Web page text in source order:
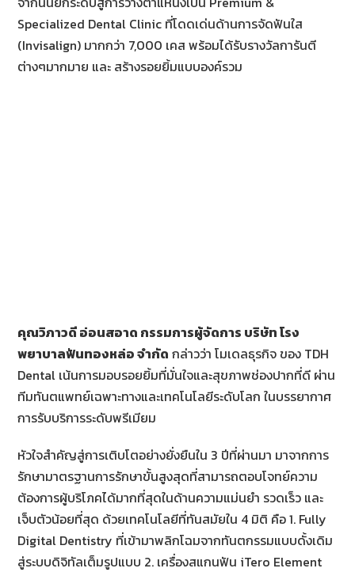
Specialized Dental Clinic ที่โดดเด่นด้านการจัดฟันใส
(Invisalign) มากกว่า 7,000 เคส พร้อมได้รับรางวัลการันตี
ต่างๆมากมาย และ สร้างรอยยิ้มแบบองค์รวม
คุณวิภาวดี อ่อนสอาด กรรมการผู้จัดการ บริษัท โรง
พยาบาลฟันทองหล่อ จำกัด กล่าวว่า โมเดลธุรกิจ ของ TDH
Dental เน้นการมอบรอยยิ้มที่มั่นใจและสุขภาพช่องปากที่ดี ผ่าน
ทีมทันตแพทย์เฉพาะทางและเทคโนโลยีระดับโลก ในบรรยากาศ
การรับบริการระดับพรีเมียม
หัวใจสำคัญสู่การเติบโตอย่างยั่งยืนใน 3 ปีที่ผ่านมา มาจากการ
รักษามาตรฐานการรักษาขั้นสูงสุดที่สามารถตอบโจทย์ความ
ต้องการผู้บริโภคได้มากที่สุดในด้านความแม่นยำ รวดเร็ว และ
เจ็บตัวน้อยที่สุด ด้วยเทคโนโลยีที่ทันสมัยใน 4 มิติ คือ 1. Fully
Digital Dentistry ที่เข้ามาพลิกโฉมจากทันตกรรมแบบดั้งเดิม
สู่ระบบดิจิทัลเต็มรูปแบบ 2. เครื่องสแกนฟัน iTero Element